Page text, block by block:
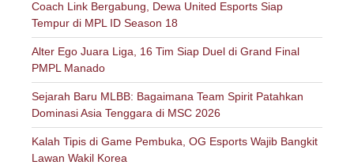
Coach Link Bergabung, Dewa United Esports Siap
Tempur di MPL ID Season 18
Alter Ego Juara Liga, 16 Tim Siap Duel di Grand Final
PMPL Manado
Sejarah Baru MLBB: Bagaimana Team Spirit Patahkan
Dominasi Asia Tenggara di MSC 2026
Kalah Tipis di Game Pembuka, OG Esports Wajib Bangkit
Lawan Wakil Korea